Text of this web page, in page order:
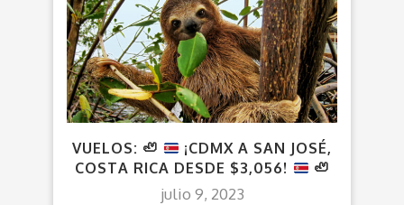
VUELOS: 🦥
¡CDMX A SAN JOSÉ,
COSTA RICA DESDE $3,056!
🦥
julio 9, 2023